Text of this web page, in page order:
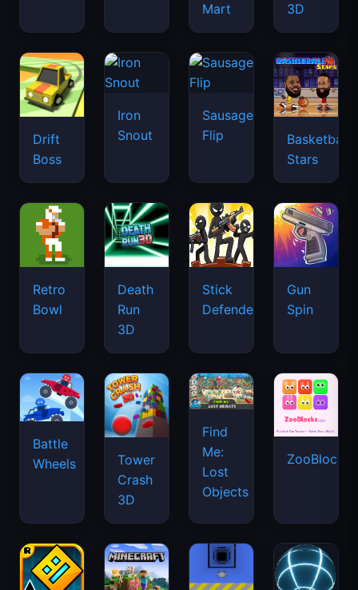
Mart
3D
Drift
Boss
Iron
Snout
Sausage
Flip
Basketball
Stars
Retro
Bowl
Death
Run
3D
Stick
Defenders
Gun
Spin
Battle
Wheels
Tower
Crash
3D
Find
Me:
Lost
Objects
ZooBlocks